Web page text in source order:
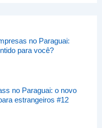
no Paraguai:
para você?
no Paraguai: o novo
estrangeiros #12